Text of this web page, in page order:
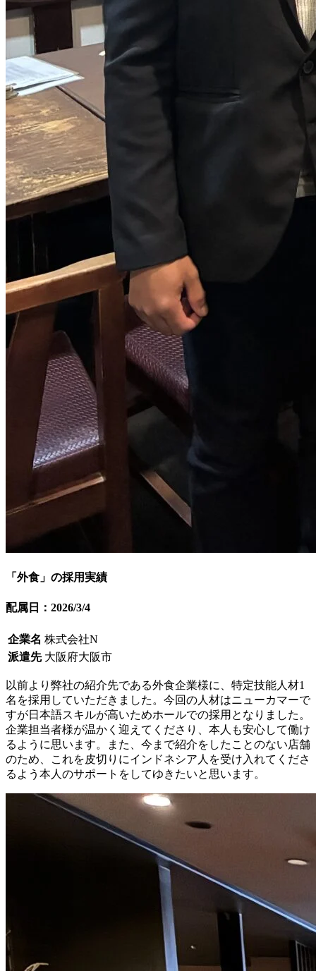
「外食」の採用実績
配属日：2026/3/4
企業名 株式会社N
派遣先 大阪府大阪市
以前より弊社の紹介先である外食企業様に、特定技能人材1
名を採用していただきました。今回の人材はニューカマーで
すが日本語スキルが高いためホールでの採用となりました。
企業担当者様が温かく迎えてくださり、本人も安心して働け
るように思います。また、今まで紹介をしたことのない店舗
のため、これを皮切りにインドネシア人を受け入れてくださ
るよう本人のサポートをしてゆきたいと思います。